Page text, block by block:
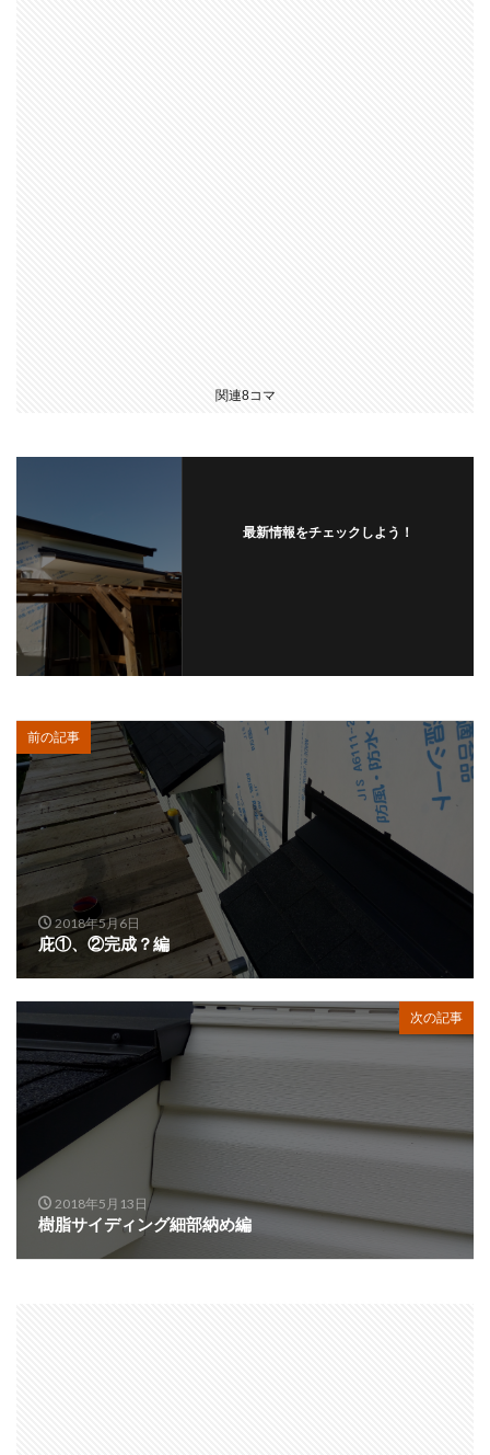
関連8コマ
最新情報をチェックしよう！
前の記事
2018年5月6日
庇①、②完成？編
次の記事
2018年5月13日
樹脂サイディング細部納め編